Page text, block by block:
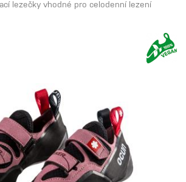
lezečky vhodné pro celodenní lezení